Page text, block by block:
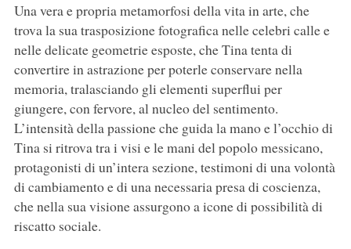
Una vera e propria metamorfosi della vita in arte, che
trova la sua trasposizione fotografica nelle celebri calle e
nelle delicate geometrie esposte, che Tina tenta di
convertire in astrazione per poterle conservare nella
memoria, tralasciando gli elementi superflui per
giungere, con fervore, al nucleo del sentimento.
L’intensità della passione che guida la mano e l’occhio di
Tina si ritrova tra i visi e le mani del popolo messicano,
protagonisti di un’intera sezione, testimoni di una volontà
di cambiamento e di una necessaria presa di coscienza,
che nella sua visione assurgono a icone di possibilità di
riscatto sociale.